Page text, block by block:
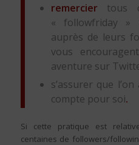
remercier tous
« followfriday »
auprès de leurs
vous
aventure sur
s’assurer que
compte pour soi.
Si cette pratique est
centaines de followers/